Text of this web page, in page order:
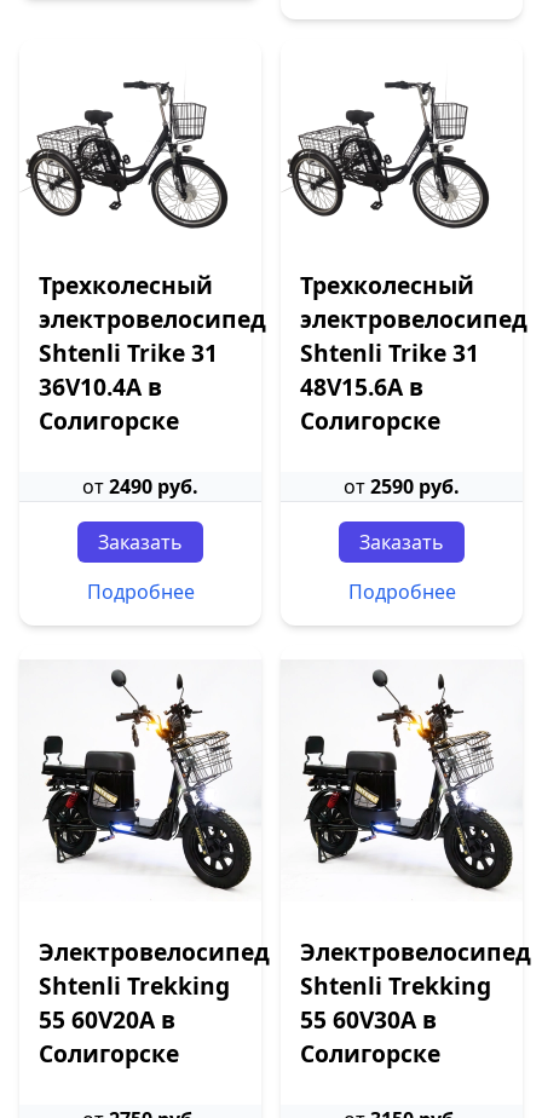
Трехколесный
электровелосипед
Shtenli Trike 31
36V10.4A в
Солигорске
от2490 руб.
Заказать
Подробнее
Трехколесный
электровелосипед
Shtenli Trike 31
48V15.6A в
Солигорске
от2590 руб.
Заказать
Подробнее
Электровелосипед
Shtenli Trekking
55 60V20A в
Солигорске
Электровелосипед
Shtenli Trekking
55 60V30A в
Солигорске